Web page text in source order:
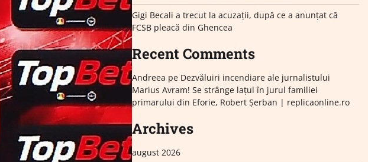
Gigi Becali a trecut la acuzații, după ce a anunțat că
FCSB pleacă din Ghencea
Recent Comments
Andreea pe Dezvăluiri incendiare ale jurnalistului
Marius Avram! Se strânge lațul în jurul familiei
primarului din Eforie, Robert Șerban | replicaonline.ro
Archives
august 2026